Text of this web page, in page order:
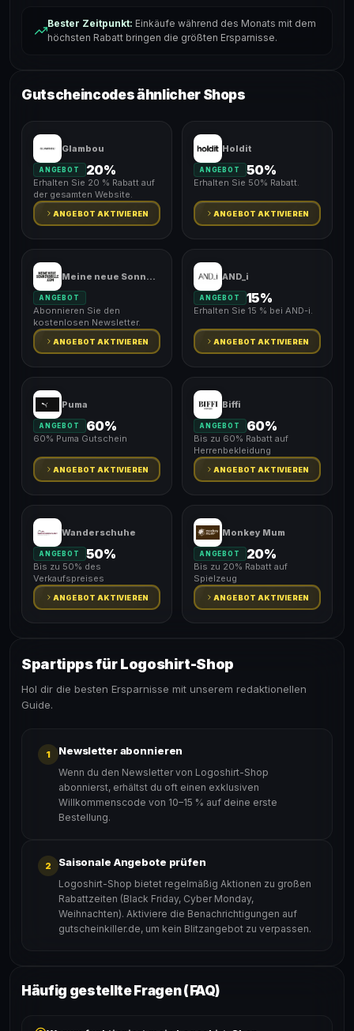
Bester Zeitpunkt: Einkäufe während des Monats mit dem
höchsten Rabatt bringen die größten Ersparnisse.
Gutscheincodes ähnlicher Shops
Glambou
ANGEBOT 20%
Erhalten Sie 20 % Rabatt auf
der gesamten Website.
ANGEBOT AKTIVIEREN
Holdit
ANGEBOT 50%
Erhalten Sie 50% Rabatt.
ANGEBOT AKTIVIEREN
Meine neue Sonnenbrille
ANGEBOT
Abonnieren Sie den
kostenlosen Newsletter.
ANGEBOT AKTIVIEREN
AND_i
ANGEBOT 15%
Erhalten Sie 15 % bei AND-i.
ANGEBOT AKTIVIEREN
Puma
ANGEBOT 60%
60% Puma Gutschein
ANGEBOT AKTIVIEREN
Biffi
ANGEBOT 60%
Bis zu 60% Rabatt auf
Herrenbekleidung
ANGEBOT AKTIVIEREN
Wanderschuhe
ANGEBOT 50%
Bis zu 50% des
Verkaufspreises
ANGEBOT AKTIVIEREN
Monkey Mum
ANGEBOT 20%
Bis zu 20% Rabatt auf
Spielzeug
ANGEBOT AKTIVIEREN
Spartipps für Logoshirt-Shop
Hol dir die besten Ersparnisse mit unserem redaktionellen
Guide.
1 Newsletter abonnieren
Wenn du den Newsletter von Logoshirt-Shop
abonnierst, erhältst du oft einen exklusiven
Willkommenscode von 10–15 % auf deine erste
Bestellung.
2 Saisonale Angebote prüfen
Logoshirt-Shop bietet regelmäßig Aktionen zu großen
Rabattzeiten (Black Friday, Cyber Monday,
Weihnachten). Aktiviere die Benachrichtigungen auf
gutscheinkiller.de, um kein Blitzangebot zu verpassen.
Häufig gestellte Fragen (FAQ)